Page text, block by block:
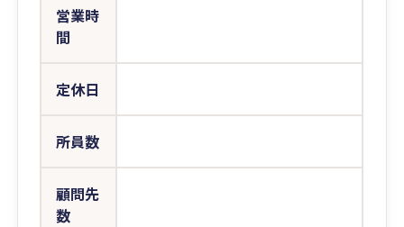
営業時
間
定休日
所員数
顧問先
数